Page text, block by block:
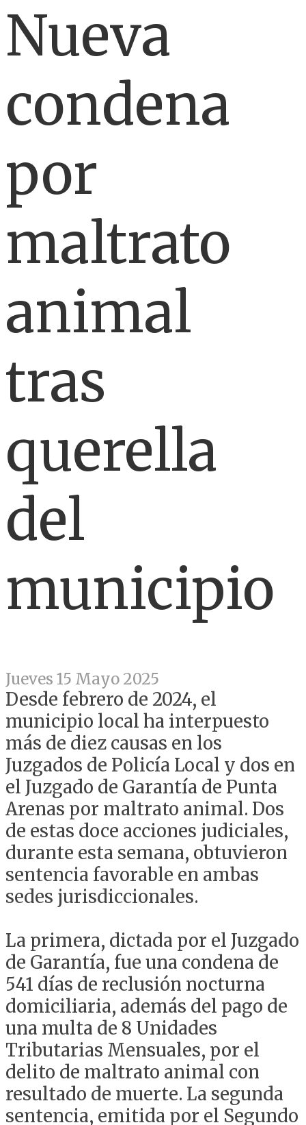
Nueva
condena
por
maltrato
animal
tras
querella
del
municipio
Jueves 15 Mayo 2025
Desde febrero de 2024, el
municipio local ha interpuesto
más de diez causas en los
Juzgados de Policía Local y dos en
el Juzgado de Garantía de Punta
Arenas por maltrato animal. Dos
de estas doce acciones judiciales,
durante esta semana, obtuvieron
sentencia favorable en ambas
sedes jurisdiccionales.
La primera, dictada por el Juzgado
de Garantía, fue una condena de
541 días de reclusión nocturna
domiciliaria, además del pago de
una multa de 8 Unidades
Tributarias Mensuales, por el
delito de maltrato animal con
resultado de muerte. La segunda
sentencia, emitida por el Segundo